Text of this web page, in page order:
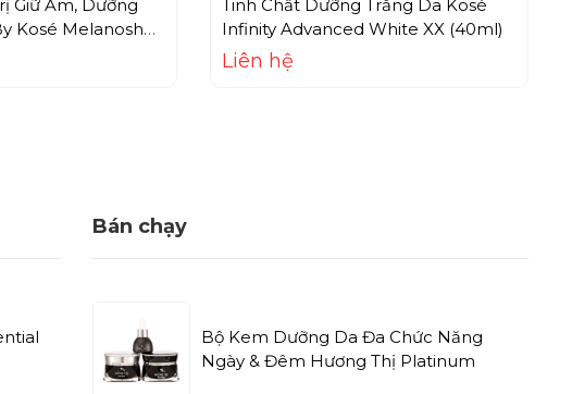
Giữ Ẩm, Dưỡng
Kosé Melanoshot
Tinh Chất Dưỡng Trắng Da Kosé
Infinity Advanced White XX (40ml)
Liên hệ
Bán chạy
Bộ Kem Dưỡng Da Đa Chức Năng
Ngày & Đêm Hương Thị Platinum